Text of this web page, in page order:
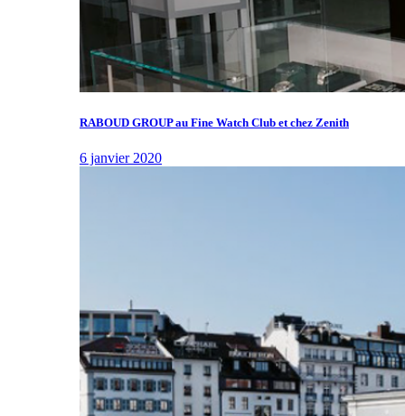
RABOUD GROUP au Fine Watch Club et chez Zenith
6 janvier 2020